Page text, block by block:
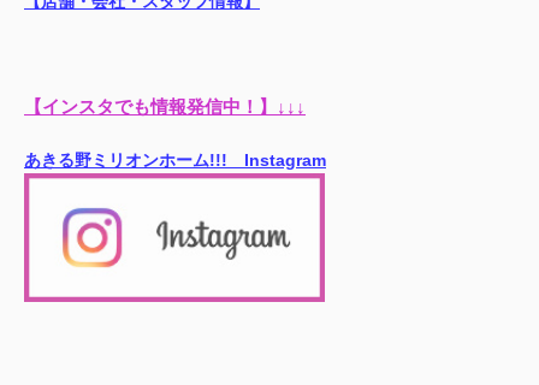
【インスタでも情報発信中！】↓↓↓
あきる野ミリオンホーム!!! Instagram